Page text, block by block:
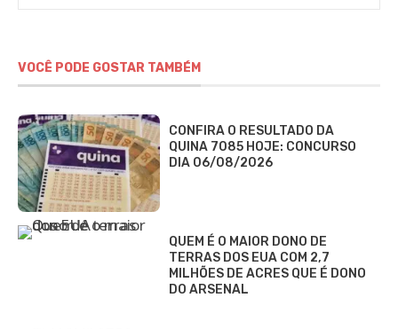
VOCÊ PODE GOSTAR TAMBÉM
CONFIRA O RESULTADO DA
QUINA 7085 HOJE: CONCURSO
DIA 06/08/2026
QUEM É O MAIOR DONO DE
TERRAS DOS EUA COM 2,7
MILHÕES DE ACRES QUE É DONO
DO ARSENAL